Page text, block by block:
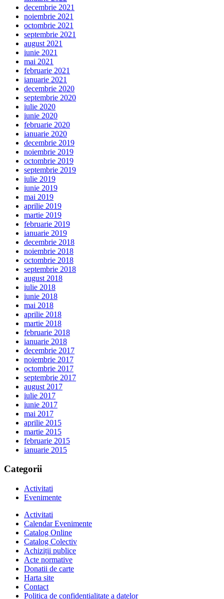
decembrie 2021
noiembrie 2021
octombrie 2021
septembrie 2021
august 2021
iunie 2021
mai 2021
februarie 2021
ianuarie 2021
decembrie 2020
septembrie 2020
iulie 2020
iunie 2020
februarie 2020
ianuarie 2020
decembrie 2019
noiembrie 2019
octombrie 2019
septembrie 2019
iulie 2019
iunie 2019
mai 2019
aprilie 2019
martie 2019
februarie 2019
ianuarie 2019
decembrie 2018
noiembrie 2018
octombrie 2018
septembrie 2018
august 2018
iulie 2018
iunie 2018
mai 2018
aprilie 2018
martie 2018
februarie 2018
ianuarie 2018
decembrie 2017
noiembrie 2017
octombrie 2017
septembrie 2017
august 2017
iulie 2017
iunie 2017
mai 2017
aprilie 2015
martie 2015
februarie 2015
ianuarie 2015
Categorii
Activitati
Evenimente
Activitati
Calendar Evenimente
Catalog Online
Catalog Colectiv
Achiziții publice
Acte normative
Donatii de carte
Harta site
Contact
Politica de confidentialitate a datelor